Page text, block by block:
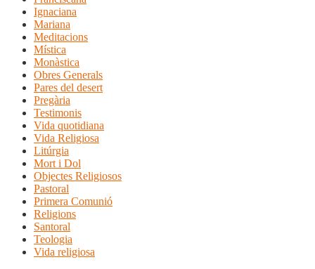
Ignaciana
Mariana
Meditacions
Mística
Monàstica
Obres Generals
Pares del desert
Pregària
Testimonis
Vida quotidiana
Vida Religiosa
Litúrgia
Mort i Dol
Objectes Religiosos
Pastoral
Primera Comunió
Religions
Santoral
Teologia
Vida religiosa